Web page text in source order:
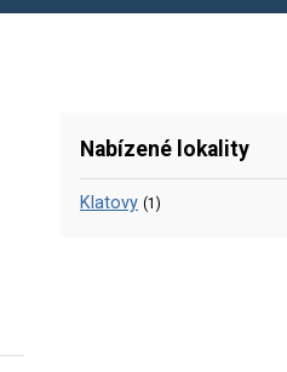
Nabízené lokality
Klatovy (1)